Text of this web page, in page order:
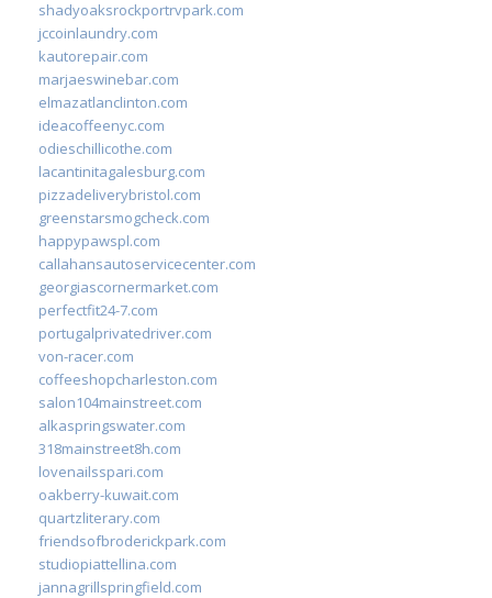
shadyoaksrockportrvpark.com
jccoinlaundry.com
kautorepair.com
marjaeswinebar.com
elmazatlanclinton.com
ideacoffeenyc.com
odieschillicothe.com
lacantinitagalesburg.com
pizzadeliverybristol.com
greenstarsmogcheck.com
happypawspl.com
callahansautoservicecenter.com
georgiascornermarket.com
perfectfit24-7.com
portugalprivatedriver.com
von-racer.com
coffeeshopcharleston.com
salon104mainstreet.com
alkaspringswater.com
318mainstreet8h.com
lovenailsspari.com
oakberry-kuwait.com
quartzliterary.com
friendsofbroderickpark.com
studiopiattellina.com
jannagrillspringfield.com